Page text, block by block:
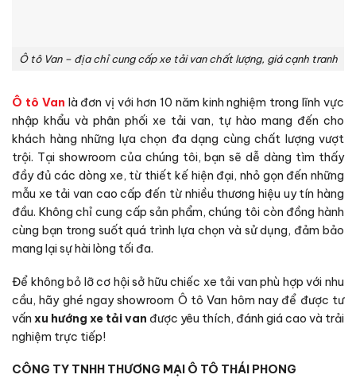
Ô tô Van – địa chỉ cung cấp xe tải van chất lượng, giá cạnh tranh
Ô tô Van là đơn vị với hơn 10 năm kinh nghiệm trong lĩnh vực
nhập khẩu và phân phối xe tải van, tự hào mang đến cho
khách hàng những lựa chọn đa dạng cùng chất lượng vượt
trội. Tại showroom của chúng tôi, bạn sẽ dễ dàng tìm thấy
đầy đủ các dòng xe, từ thiết kế hiện đại, nhỏ gọn đến những
mẫu xe tải van cao cấp đến từ nhiều thương hiệu uy tín hàng
đầu. Không chỉ cung cấp sản phẩm, chúng tôi còn đồng hành
cùng bạn trong suốt quá trình lựa chọn và sử dụng, đảm bảo
mang lại sự hài lòng tối đa.
Để không bỏ lỡ cơ hội sở hữu chiếc xe tải van phù hợp với nhu
cầu, hãy ghé ngay showroom Ô tô Van hôm nay để được tư
vấn xu hướng xe tải van được yêu thích, đánh giá cao và trải
nghiệm trực tiếp!
CÔNG TY TNHH THƯƠNG MẠI Ô TÔ THÁI PHONG